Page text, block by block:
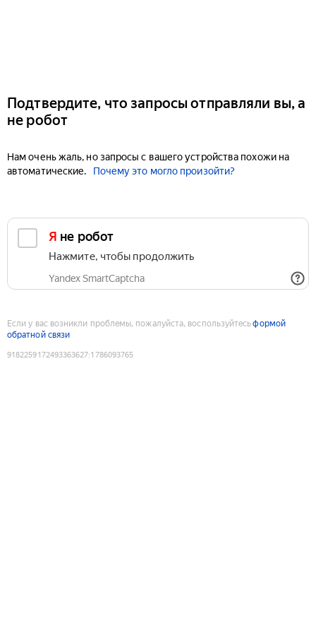
Подтвердите, что запросы отправляли вы, а
не робот
Нам очень жаль, но запросы с вашего устройства похожи на
автоматические.
Почему это могло произойти?
Я не робот
Нажмите, чтобы продолжить
Yandex SmartCaptcha
Если у вас возникли проблемы, пожалуйста, воспользуйтесьформой
обратной связи
9182259172493363627:1786093765